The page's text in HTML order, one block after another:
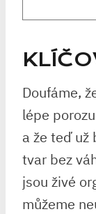
Doufáme,
lépe‌
a‌ že ​teď už
tvar‌ bez⁢
jsou ⁣živé
můžeme